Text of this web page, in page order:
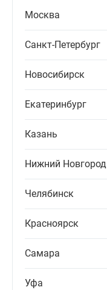
Москва
Санкт-Петербург
Новосибирск
Екатеринбург
Казань
Нижний Новгород
Челябинск
Красноярск
Самара
Уфа